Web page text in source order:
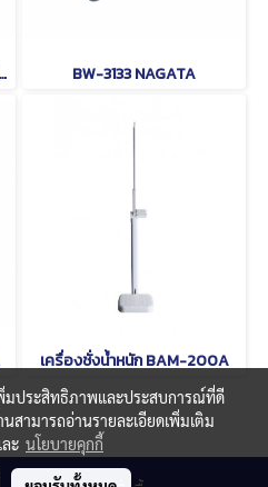
M301 (จอเดียว), M301D (2 จอ) TSCALE เครื่องชั่งน้ำหนักบุคคล พร้อมวัดส่วนสูง และคำนวณค่า BMI ระบบดิจิตอล BW-3133 NAGATA
เครื่องชั่งน้ำหนัก BAM-200A
2026. All Rights Reserved.
พิ่มประสิทธิภาพและประสบการณ์ที่ดี
สามารถอ่านรายละเอียดเพิ่มเติม
ะ นโยบายคุกกี้